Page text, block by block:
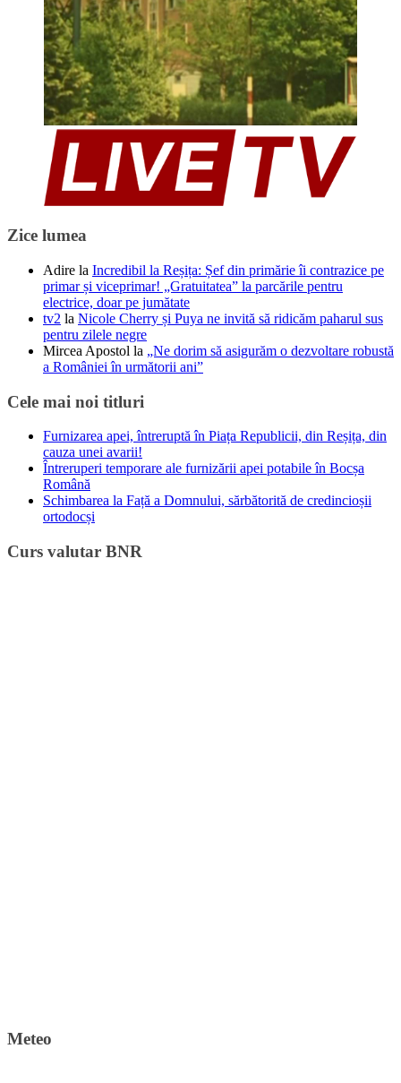
Zice lumea
Adire la Incredibil la Reșița: Șef din primărie îi contrazice pe
primar și viceprimar! „Gratuitatea” la parcările pentru
electrice, doar pe jumătate
tv2 la Nicole Cherry și Puya ne invită să ridicăm paharul sus
pentru zilele negre
Mircea Apostol la „Ne dorim să asigurăm o dezvoltare robustă
a României în următorii ani”
Cele mai noi titluri
Furnizarea apei, întreruptă în Piața Republicii, din Reșița, din
cauza unei avarii!
Întreruperi temporare ale furnizării apei potabile în Bocșa
Română
Schimbarea la Față a Domnului, sărbătorită de credincioșii
ortodocși
Curs valutar BNR
Meteo